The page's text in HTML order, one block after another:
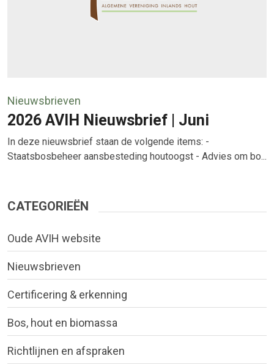
Nieuwsbrieven
2026 AVIH Nieuwsbrief | Juni
In deze nieuwsbrief staan de volgende items: -
Staatsbosbeheer aansbesteding houtoogst - Advies om bo...
CATEGORIEËN
Oude AVIH website
Nieuwsbrieven
Certificering & erkenning
Bos, hout en biomassa
Richtlijnen en afspraken